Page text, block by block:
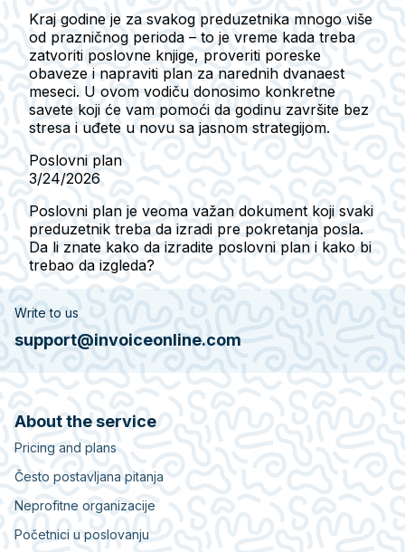
Kraj godine je za svakog preduzetnika mnogo više
od prazničnog perioda – to je vreme kada treba
zatvoriti poslovne knjige, proveriti poreske
obaveze i napraviti plan za narednih dvanaest
meseci. U ovom vodiču donosimo konkretne
savete koji će vam pomoći da godinu završite bez
stresa i uđete u novu sa jasnom strategijom.
Poslovni plan
3/24/2026
Poslovni plan je veoma važan dokument koji svaki
preduzetnik treba da izradi pre pokretanja posla.
Da li znate kako da izradite poslovni plan i kako bi
trebao da izgleda?
Write to us
support@invoiceonline.com
About the service
Pricing and plans
Često postavljana pitanja
Neprofitne organizacije
Početnici u poslovanju